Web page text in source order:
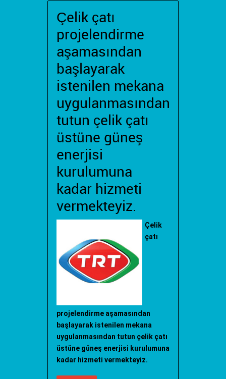
Çelik çatı
projelendirme
aşamasından
başlayarak
istenilen mekana
uygulanmasından
tutun çelik çatı
üstüne güneş
enerjisi
kurulumuna
kadar hizmeti
vermekteyiz.
Çelik
çatı
projelendirme aşamasından
başlayarak istenilen mekana
uygulanmasından tutun çelik çatı
üstüne güneş enerjisi kurulumuna
kadar hizmeti vermekteyiz.